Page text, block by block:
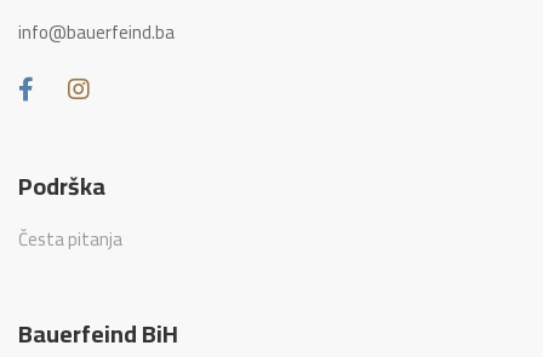
info@bauerfeind.ba
Podrška
Česta pitanja
Bauerfeind BiH